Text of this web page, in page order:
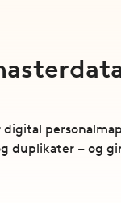
duplikater – og